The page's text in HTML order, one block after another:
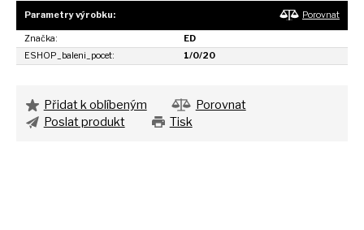
Parametry výrobku: Porovnat
Značka:
ED
ESHOP_baleni_pocet:
1/0/20
Přidat k oblíbeným
Porovnat
Poslat produkt
Tisk